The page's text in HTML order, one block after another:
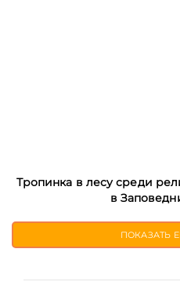
Тропинка в лесу среди
в
ПОКАЗАТЬ